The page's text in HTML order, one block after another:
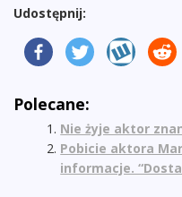
Udostępnij:
Polecane:
Nie żyje aktor
Pobicie aktora
informacje.